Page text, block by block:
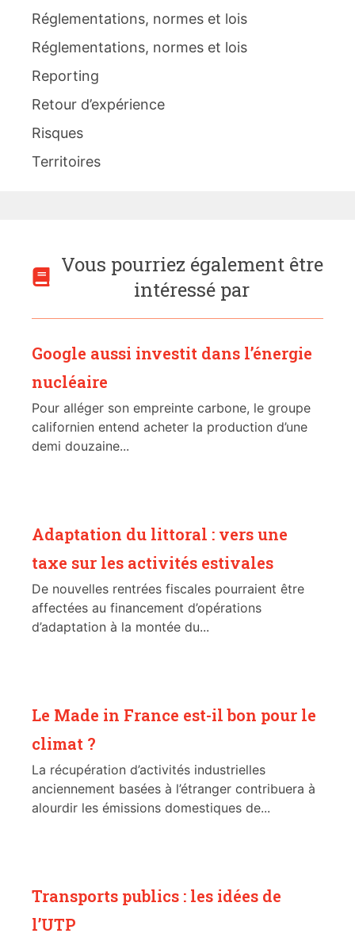
Réglementations, normes et lois
Réglementations, normes et lois
Reporting
Retour d’expérience
Risques
Territoires
Vous pourriez également être
intéressé par
Google aussi investit dans l’énergie
nucléaire
Pour alléger son empreinte carbone, le groupe
californien entend acheter la production d’une
demi douzaine...
Adaptation du littoral : vers une
taxe sur les activités estivales
De nouvelles rentrées fiscales pourraient être
affectées au financement d’opérations
d’adaptation à la montée du...
Le Made in France est-il bon pour le
climat ?
La récupération d’activités industrielles
anciennement basées à l’étranger contribuera à
alourdir les émissions domestiques de...
Transports publics : les idées de
l’UTP